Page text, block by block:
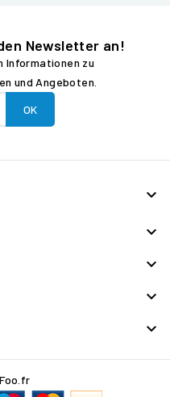
Newsletter an!
Informationen zu
und Angeboten.




